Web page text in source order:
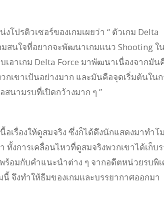
โปรดิวเซอร์ของเกมเผยว่า “ ตัวเกม Delta
สนใจที่อยากจะพัฒนาเกมแนว Shooting ใ
อาเกม Delta Force มาพัฒนาเนื่องจากมัน
กเขาเป้นอย่างมาก และมันคือจุดเริ่มต้นใน
นามรบที่เปิดกว้างมาก ๆ ”
อเรื่องให้ดูสมจริง ซึ่งก็ได้ดึงนักแสดงมาทำ
ทั้งการเคลื่อนไหวที่ดูสมจริงพวกเขาได้เก็บ
ร้อมกับคำแนะนำต่าง ๆ จากอดีตหน่วยรบพิ
จึงทำให้ธีมของเกมและบรรยากาศออกมา